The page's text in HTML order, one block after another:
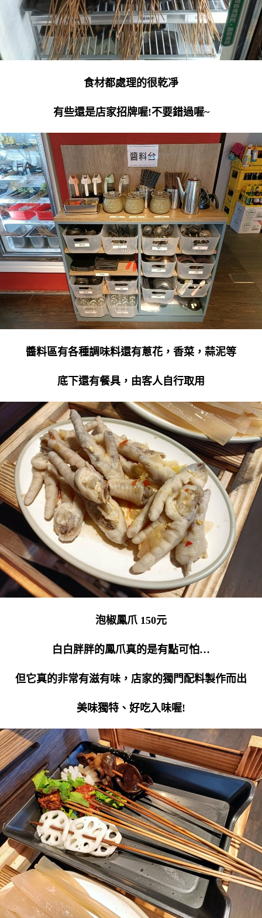
食材都處理的很乾凈
有些還是店家招牌喔!不要錯過喔~
醬料區有各種調味料還有蔥花，香菜，蒜泥等
底下還有餐具，由客人自行取用
泡椒鳳爪 150元
白白胖胖的鳳爪真的是有點可怕…
但它真的非常有滋有味，店家的獨門配料製作而出
美味獨特、好吃入味喔!